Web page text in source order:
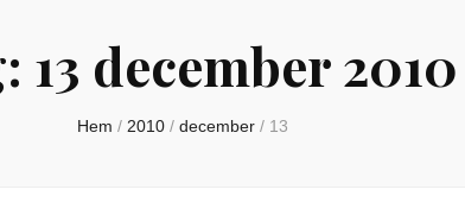
13 december 2010
Hem / 2010 / december / 13